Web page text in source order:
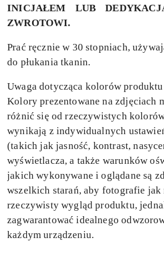
INICJAŁEM LUB
ZWROTOWI.
Prać ręcznie w 30 stopniach,
do płukania tkanin.
Uwaga dotycząca kolorów produktu
Kolory prezentowane na zdjęciach
różnić się od rzeczywistych
wynikają z indywidualnych
(takich jak jasność, kontrast,
wyświetlacza, a także warunków
jakich wykonywane i oglądane są
wszelkich starań, aby fotografie jak
rzeczywisty wygląd produktu,
zagwarantować idealnego
każdym urządzeniu.